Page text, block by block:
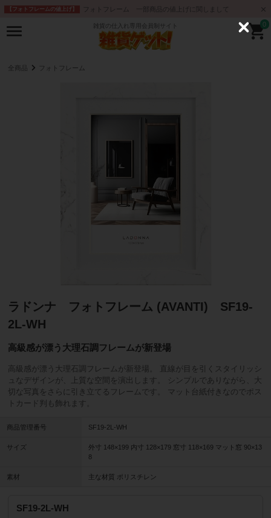
【フォトフレームの値上げ】 フォトフレーム 一部商品の値上げに関しまして
雑貨の仕入れ専用会員制サイト 0
全商品 フォトフレーム
ラドンナ フォトフレーム (AVANTI) SF19-
2L-WH
高級感が漂う大理石調フレームが新登場
高級感が漂う大理石調フレームが新登場。 直線が目を引くスタイリッシ
ュなデザインが、上質な空間を演出します。 シンプルでありながら、大
切な写真をさらに引き立てるフレームです。 マット台紙付きなのでポス
トカード判も飾れます。
商品管理番号 SF19-2L-WH
サイズ
外寸 148×199 内寸 128×179 窓寸 118×169 マット窓 90×13
8
素材 主な材質 ポリスチレン
SF19-2L-WH
C